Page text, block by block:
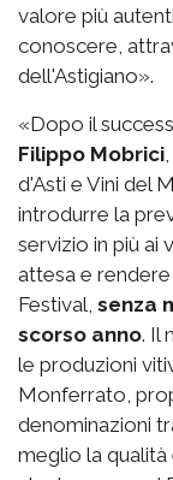
valore più
conoscere,
dell'Astigiano».
«Dopo il
Filippo Mobrici
d'Asti e Vini del
introdurre la
servizio in più ai
attesa e
Festival, senza
scorso anno. Il
le produzioni
Monferrato,
denominazioni
meglio la